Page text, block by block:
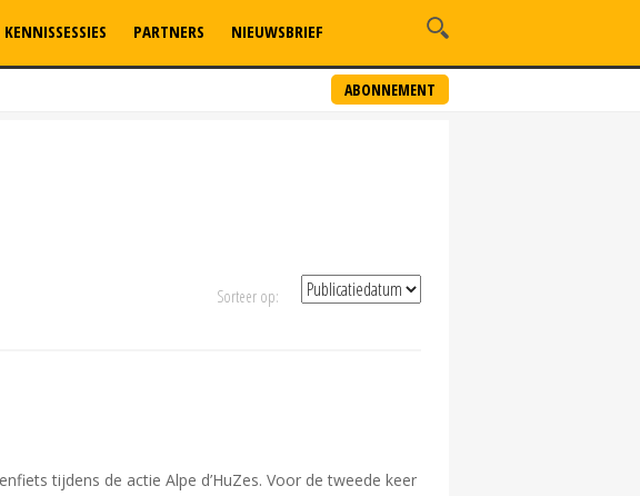
ABONNEMENT
KENNISSESSIES PARTNERS NIEUWSBRIEF
Sorteer op:
tijdens de actie Alpe d’HuZes. Voor de tweede keer